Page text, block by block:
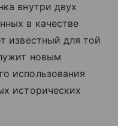
внутри двух
в качестве
известный для той
новым
использования
исторических